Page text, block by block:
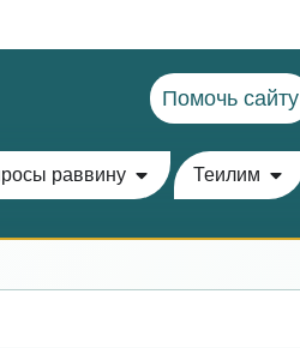
Помочь сайту
раввину Теилим